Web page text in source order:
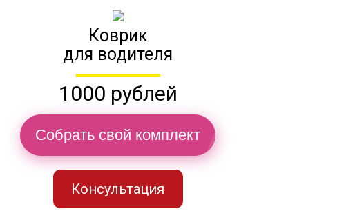
Коврик
для водителя
1000 рублей
Собрать свой комплект
Консультация